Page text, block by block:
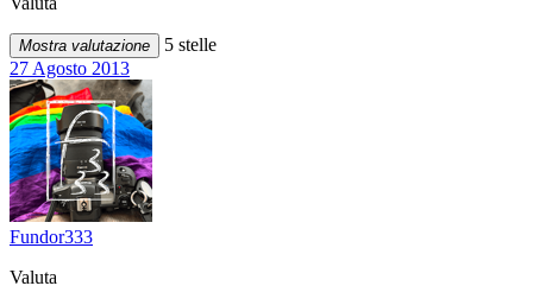
Mostra valutazione
5 stelle
27 Agosto 2013
Fundor333
Valuta